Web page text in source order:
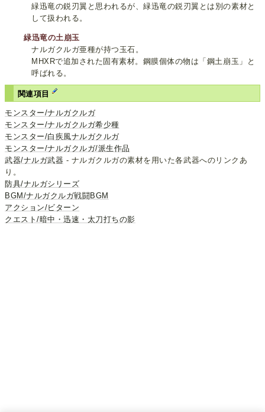
緑迅竜の鋭刃翼と思われるが、緑迅竜の鋭刃翼とは別の素材と
して扱われる。
緑迅竜の土崩玉
ナルガクルガ亜種が持つ玉石。
MHXRで追加された固有素材。鋼膜個体の物は「鋼土崩玉」と
呼ばれる。
関連項目
モンスター/ナルガクルガ
モンスター/ナルガクルガ希少種
モンスター/白疾風ナルガクルガ
モンスター/ナルガクルガ/派生作品
武器/ナルガ武器 - ナルガクルガの素材を用いた各武器へのリンクあ
り。
防具/ナルガシリーズ
BGM/ナルガクルガ戦闘BGM
アクション/ビターン
クエスト/暗中・迅速・太刀打ちの影